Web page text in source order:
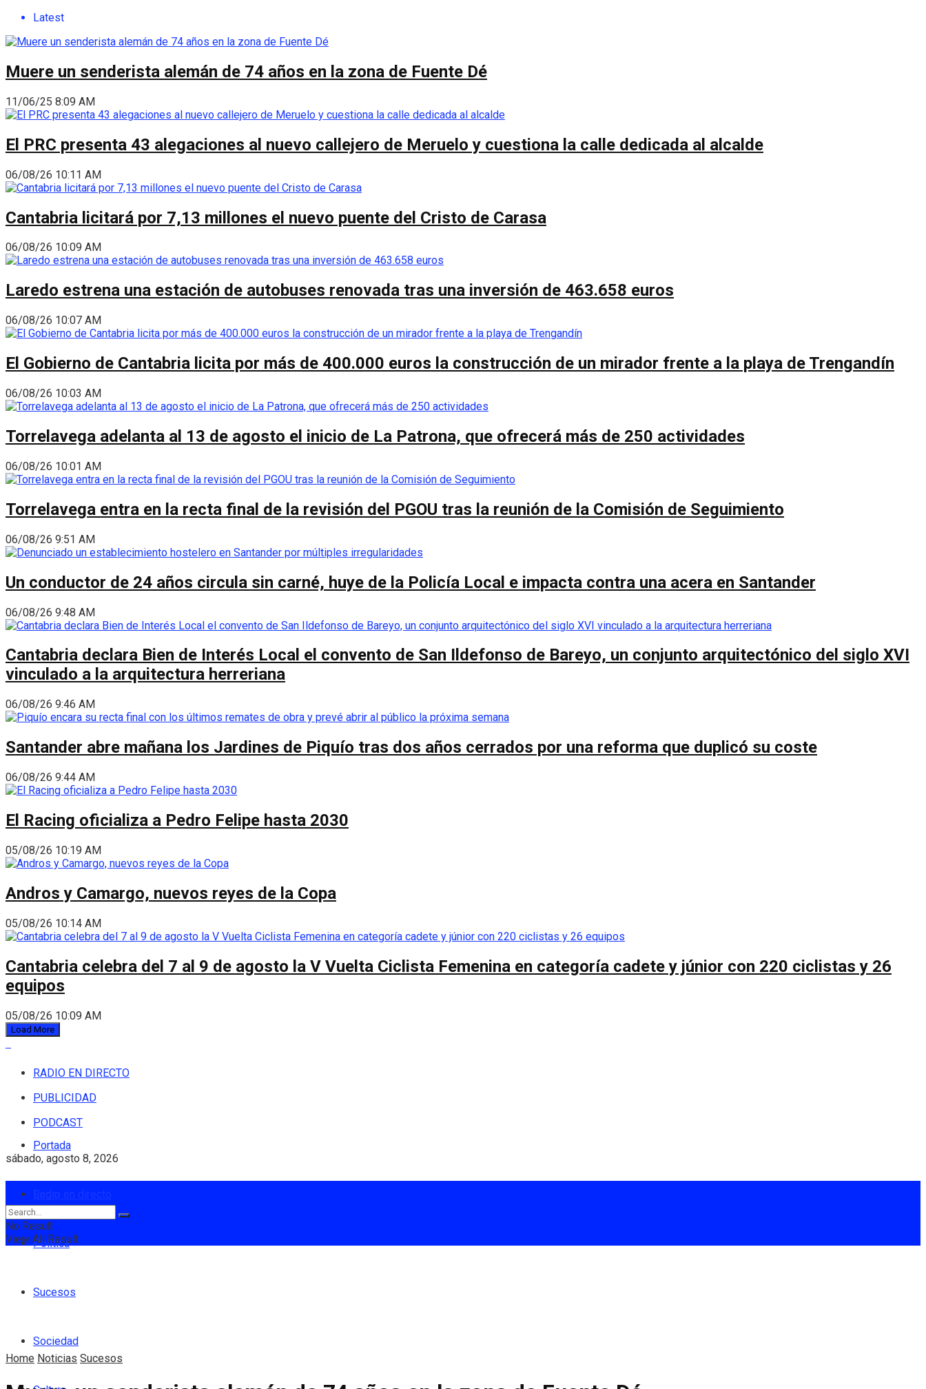
Latest
Muere un senderista alemán de 74 años en la zona de Fuente Dé
11/06/25 8:09 AM
El PRC presenta 43 alegaciones al nuevo callejero de Meruelo y cuestiona la calle dedicada al alcalde
06/08/26 10:11 AM
Cantabria licitará por 7,13 millones el nuevo puente del Cristo de Carasa
06/08/26 10:09 AM
Laredo estrena una estación de autobuses renovada tras una inversión de 463.658 euros
06/08/26 10:07 AM
El Gobierno de Cantabria licita por más de 400.000 euros la construcción de un mirador frente a la playa de Trengandín
06/08/26 10:03 AM
Torrelavega adelanta al 13 de agosto el inicio de La Patrona, que ofrecerá más de 250 actividades
06/08/26 10:01 AM
Torrelavega entra en la recta final de la revisión del PGOU tras la reunión de la Comisión de Seguimiento
06/08/26 9:51 AM
Un conductor de 24 años circula sin carné, huye de la Policía Local e impacta contra una acera en Santander
06/08/26 9:48 AM
Cantabria declara Bien de Interés Local el convento de San Ildefonso de Bareyo, un conjunto arquitectónico del siglo XVI
vinculado a la arquitectura herreriana
06/08/26 9:46 AM
Santander abre mañana los Jardines de Piquío tras dos años cerrados por una reforma que duplicó su coste
06/08/26 9:44 AM
El Racing oficializa a Pedro Felipe hasta 2030
05/08/26 10:19 AM
Andros y Camargo, nuevos reyes de la Copa
05/08/26 10:14 AM
Cantabria celebra del 7 al 9 de agosto la V Vuelta Ciclista Femenina en categoría cadete y júnior con 220 ciclistas y 26
equipos
05/08/26 10:09 AM
Load More
RADIO EN DIRECTO
PUBLICIDAD
PODCAST
sábado, agosto 8, 2026
Portada
Política
Sucesos
Sociedad
No Result
View All Result
Home Noticias Sucesos